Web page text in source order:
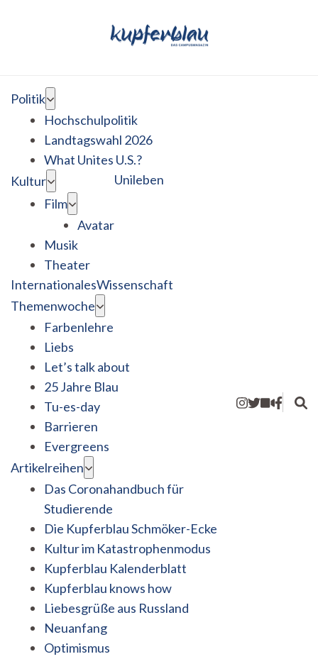
Politik
Hochschulpolitik
Landtagswahl 2026
What Unites U.S.?
Kultur
Film
Avatar
Musik
Theater
Unileben
InternationalesWissenschaft
Themenwoche
Farbenlehre
Liebs
Let’s talk about
25 Jahre Blau
Tu-es-day
Barrieren
Evergreens
Artikelreihen
Das Coronahandbuch für
Studierende
Die Kupferblau Schmöker-Ecke
Kultur im Katastrophenmodus
Kupferblau Kalenderblatt
Kupferblau knows how
Liebesgrüße aus Russland
Neuanfang
Optimismus